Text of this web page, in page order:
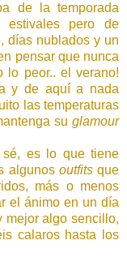
de la temporada
estivales pero de
días nublados y un
pensar que nunca
lo peor.. el verano!
y de aquí a nada
las temperaturas
su glamour
es lo que tiene
algunos outfitsque
más o menos
el ánimo en un día
mejor algo sencillo,
calaros hasta los